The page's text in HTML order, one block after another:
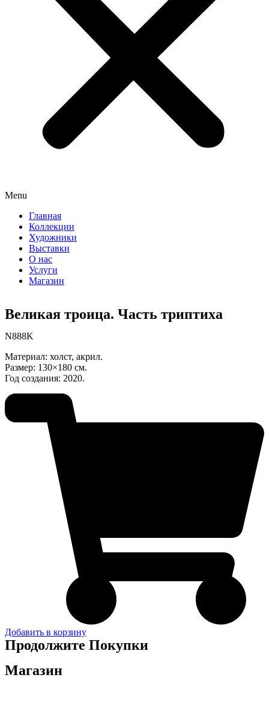
Menu
Главная
Коллекции
Художники
Выставки
О нас
Услуги
Магазин
Великая троица. Часть триптиха
N888K
Материал: холст, акрил.
Размер: 130×180 см.
Год создания: 2020.
Добавить в корзину
Продолжите Покупки
Магазин